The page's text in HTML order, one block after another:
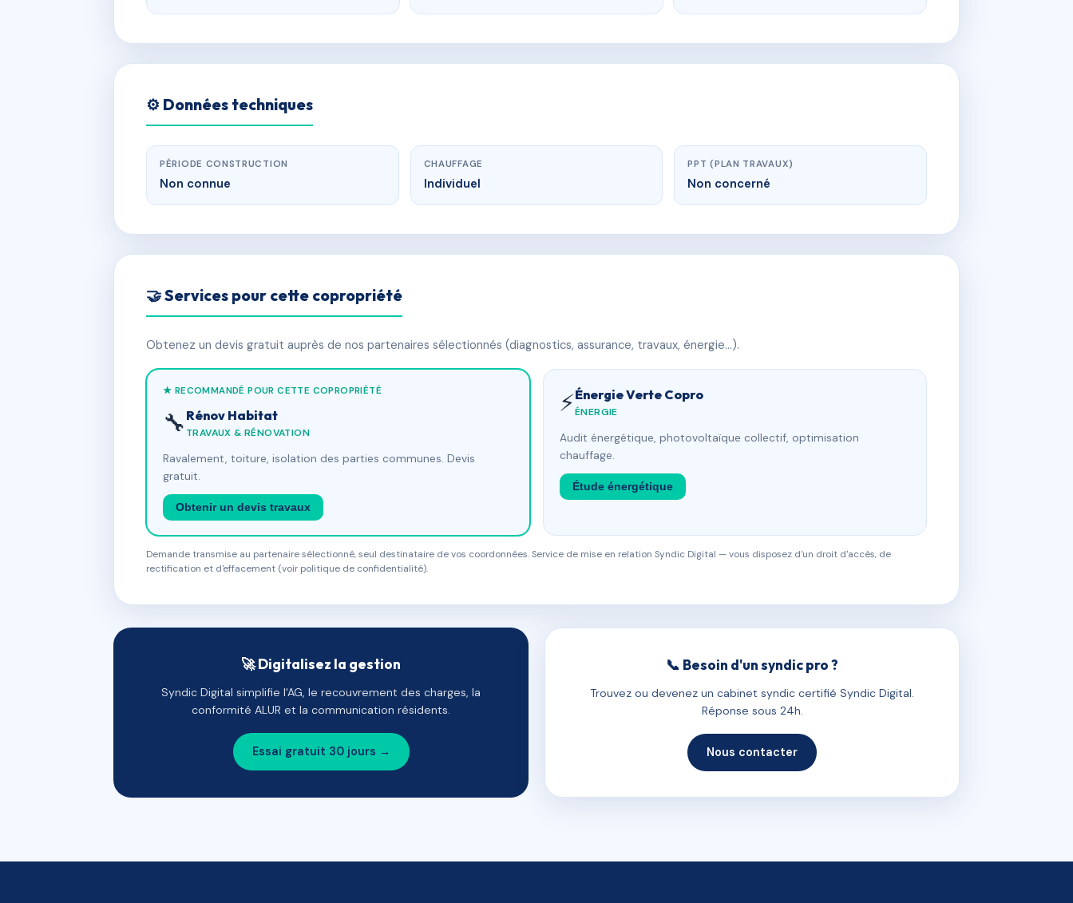
⚙️ Données techniques
PÉRIODE CONSTRUCTION
Non connue
CHAUFFAGE
Individuel
PPT (PLAN TRAVAUX)
Non concerné
🤝 Services pour cette copropriété
Obtenez un devis gratuit auprès de nos partenaires sélectionnés (diagnostics, assurance, travaux, énergie…).
★ RECOMMANDÉ POUR CETTE COPROPRIÉTÉ
🔧 Rénov Habitat
TRAVAUX & RÉNOVATION
Ravalement, toiture, isolation des parties communes. Devis
gratuit.
Obtenir un devis travaux
⚡Énergie Verte Copro
ÉNERGIE
Audit énergétique, photovoltaïque collectif, optimisation
chauffage.
Étude énergétique
Demande transmise au partenaire sélectionné, seul destinataire de vos coordonnées. Service de mise en relation Syndic Digital — vous disposez d'un droit d'accès, de
rectification et d'effacement (voir politique de confidentialité).
🚀 Digitalisez la gestion
Syndic Digital simplifie l'AG, le recouvrement des charges, la
conformité ALUR et la communication résidents.
Essai gratuit 30 jours →
📞 Besoin d'un syndic pro ?
Trouvez ou devenez un cabinet syndic certifié Syndic Digital.
Réponse sous 24h.
Nous contacter